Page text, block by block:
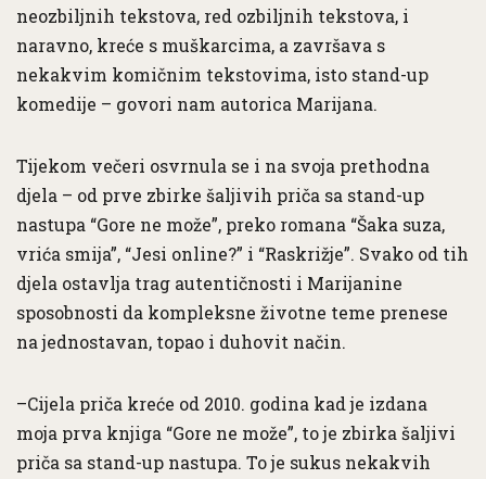
neozbiljnih tekstova, red ozbiljnih tekstova, i
naravno, kreće s muškarcima, a završava s
nekakvim komičnim tekstovima, isto stand-up
komedije – govori nam autorica Marijana.
Tijekom večeri osvrnula se i na svoja prethodna
djela – od prve zbirke šaljivih priča sa stand-up
nastupa “Gore ne može”, preko romana “Šaka suza,
vrića smija”, “Jesi online?” i “Raskrižje”. Svako od tih
djela ostavlja trag autentičnosti i Marijanine
sposobnosti da kompleksne životne teme prenese
na jednostavan, topao i duhovit način.
–Cijela priča kreće od 2010. godina kad je izdana
moja prva knjiga “Gore ne može”, to je zbirka šaljivi
priča sa stand-up nastupa. To je sukus nekakvih